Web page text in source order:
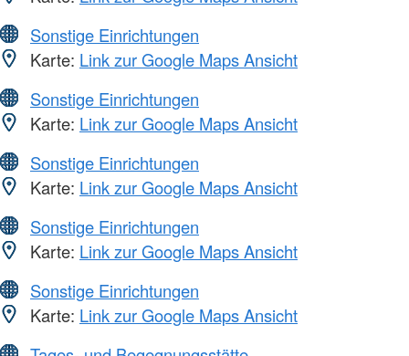
Sonstige Einrichtungen
Karte: Link zur Google Maps Ansicht
Sonstige Einrichtungen
Karte: Link zur Google Maps Ansicht
Sonstige Einrichtungen
Karte: Link zur Google Maps Ansicht
Sonstige Einrichtungen
Karte: Link zur Google Maps Ansicht
Sonstige Einrichtungen
Karte: Link zur Google Maps Ansicht